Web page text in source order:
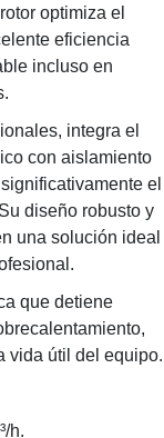
optimiza el
eficiencia
incluso en
integra el
con aislamiento
el
diseño robusto y
una solución ideal
que detiene
vida útil del equipo.
h.